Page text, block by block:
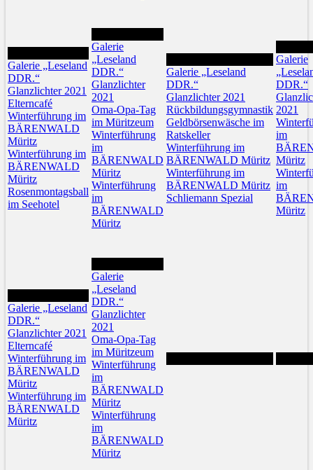
Galerie „Leseland
DDR.“
Glanzlichter 2021
Elterncafé
Winterführung im
BÄRENWALD
Müritz
Winterführung im
BÄRENWALD
Müritz
Rosenmontagsball
im Seehotel
Galerie
„Leseland
DDR.“
Glanzlichter
2021
Oma-Opa-Tag
im Müritzeum
Winterführung
im
BÄRENWALD
Müritz
Winterführung
im
BÄRENWALD
Müritz
Galerie „Leseland
DDR.“
Glanzlichter 2021
Rückbildungsgymnastik
Geldbörsenwäsche im
Ratskeller
Winterführung im
BÄRENWALD Müritz
Winterführung im
BÄRENWALD Müritz
Schliemann Spezial
Galerie
DDR.“
2021
im
Müritz
im
Müritz
Galerie „Leseland
DDR.“
Glanzlichter 2021
Elterncafé
Winterführung im
BÄRENWALD
Müritz
Winterführung im
BÄRENWALD
Müritz
Galerie
„Leseland
DDR.“
Glanzlichter
2021
Oma-Opa-Tag
im Müritzeum
Winterführung
im
BÄRENWALD
Müritz
Winterführung
im
BÄRENWALD
Müritz